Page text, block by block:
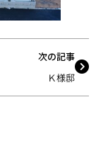
次の記事
Ｋ様邸